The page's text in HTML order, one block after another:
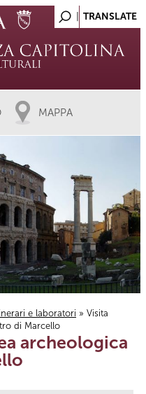
MAPPA
e laboratori » Visita
di Marcello
archeologica